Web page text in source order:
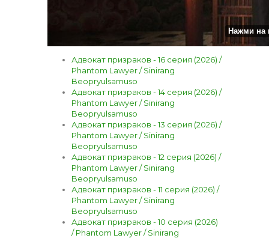
Нажми на
Адвокат призраков - 16 серия (2026) /
Phantom Lawyer / Sinirang
Beopryulsamuso
Адвокат призраков - 14 серия (2026) /
Phantom Lawyer / Sinirang
Beopryulsamuso
Адвокат призраков - 13 серия (2026) /
Phantom Lawyer / Sinirang
Beopryulsamuso
Адвокат призраков - 12 серия (2026) /
Phantom Lawyer / Sinirang
Beopryulsamuso
Адвокат призраков - 11 серия (2026) /
Phantom Lawyer / Sinirang
Beopryulsamuso
Адвокат призраков - 10 серия (2026)
/ Phantom Lawyer / Sinirang